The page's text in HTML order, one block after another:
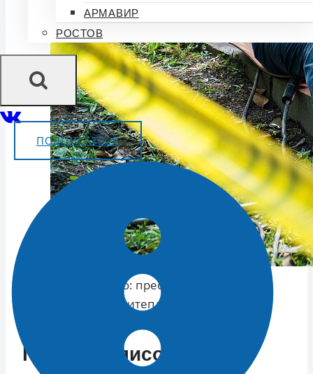
АРМАВИР
РОСТОВ
ПОДПИСАТЬСЯ
Фото: пресс-служба
«Сочитеплоэнерго»
Полный список улиц